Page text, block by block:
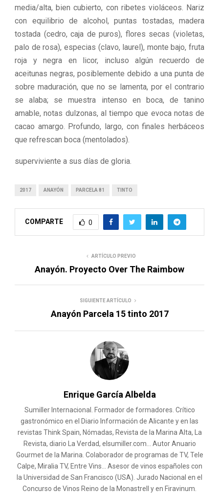
media/alta, bien cubierto, con ribetes violáceos. Nariz
con equilibrio de alcohol, puntas tostadas, madera
tostada (cedro, caja de puros), flores secas (violetas,
palo de rosa), especias (clavo, laurel), monte bajo, fruta
roja y negra en licor, incluso algún recuerdo de
aceitunas negras, posiblemente debido a una punta de
sobre maduración, que no se lamenta, por el contrario
se alaba; se muestra intenso en boca, de tanino
amable, notas dulzonas, al tiempo que evoca notas de
cacao amargo. Profundo, largo, con finales herbáceos
que refrescan boca (mentolados).
superviviente a sus días de gloria.
2017 ANAYÓN PARCELA 81 TINTO
COMPARTE 0
ARTÍCULO PREVIO
Anayón. Proyecto Over The Raimbow
SIGUIENTE ARTÍCULO
Anayón Parcela 15 tinto 2017
Enrique García Albelda
Sumiller Internacional. Formador de formadores. Crítico
gastronómico en el Diario Información de Alicante y en las
revistas Think Spain, Nómadas, Revista de la Marina Alta, La
Revista, diario La Verdad, elsumiller.com... Autor Anuario
Gourmet de la Marina. Colaborador de programas de TV, Tele
Calpe, Miralia TV, Entre Vins... Asesor de vinos españoles con
la Universidad de San Francisco (USA). Jurado Nacional en el
Concurso de Vinos Reino de la Monastrell y en Firavinum.